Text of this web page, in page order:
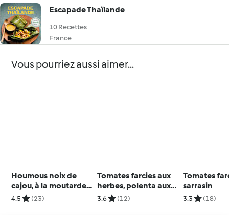
Escapade Thaïlande
10 Recettes
France
Vous pourriez aussi aimer...
Houmous noix de
cajou, à la moutarde
et au miel
4.5 (23)
Tomates farcies aux
herbes, polenta aux
olives
3.6 (12)
Tomates
sarrasin
3.3 (18)